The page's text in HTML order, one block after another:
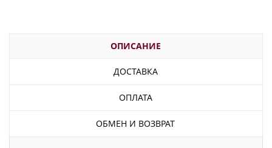
ОПИСАНИЕ
ДОСТАВКА
ОПЛАТА
ОБМЕН И ВОЗВРАТ